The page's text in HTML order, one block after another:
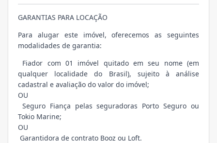
GARANTIAS PARA LOCAÇÃO
Para alugar este imóvel, oferecemos as seguintes
modalidades de garantia:
Fiador com 01 imóvel quitado em seu nome (em
qualquer localidade do Brasil), sujeito à análise
cadastral e avaliação do valor do imóvel;
OU
Seguro Fiança pelas seguradoras Porto Seguro ou
Tokio Marine;
OU
Garantidora de contrato Booz ou Loft.